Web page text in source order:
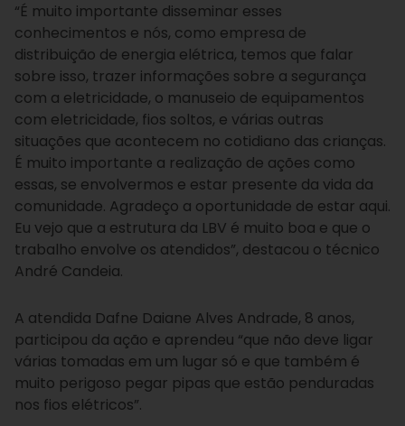
“É muito importante disseminar esses
conhecimentos e nós, como empresa de
distribuição de energia elétrica, temos que falar
sobre isso, trazer informações sobre a segurança
com a eletricidade, o manuseio de equipamentos
com eletricidade, fios soltos, e várias outras
situações que acontecem no cotidiano das crianças.
É muito importante a realização de ações como
essas, se envolvermos e estar presente da vida da
comunidade. Agradeço a oportunidade de estar aqui.
Eu vejo que a estrutura da LBV é muito boa e que o
trabalho envolve os atendidos”, destacou o técnico
André Candeia.
A atendida Dafne Daiane Alves Andrade, 8 anos,
participou da ação e aprendeu “que não deve ligar
várias tomadas em um lugar só e que também é
muito perigoso pegar pipas que estão penduradas
nos fios elétricos”.